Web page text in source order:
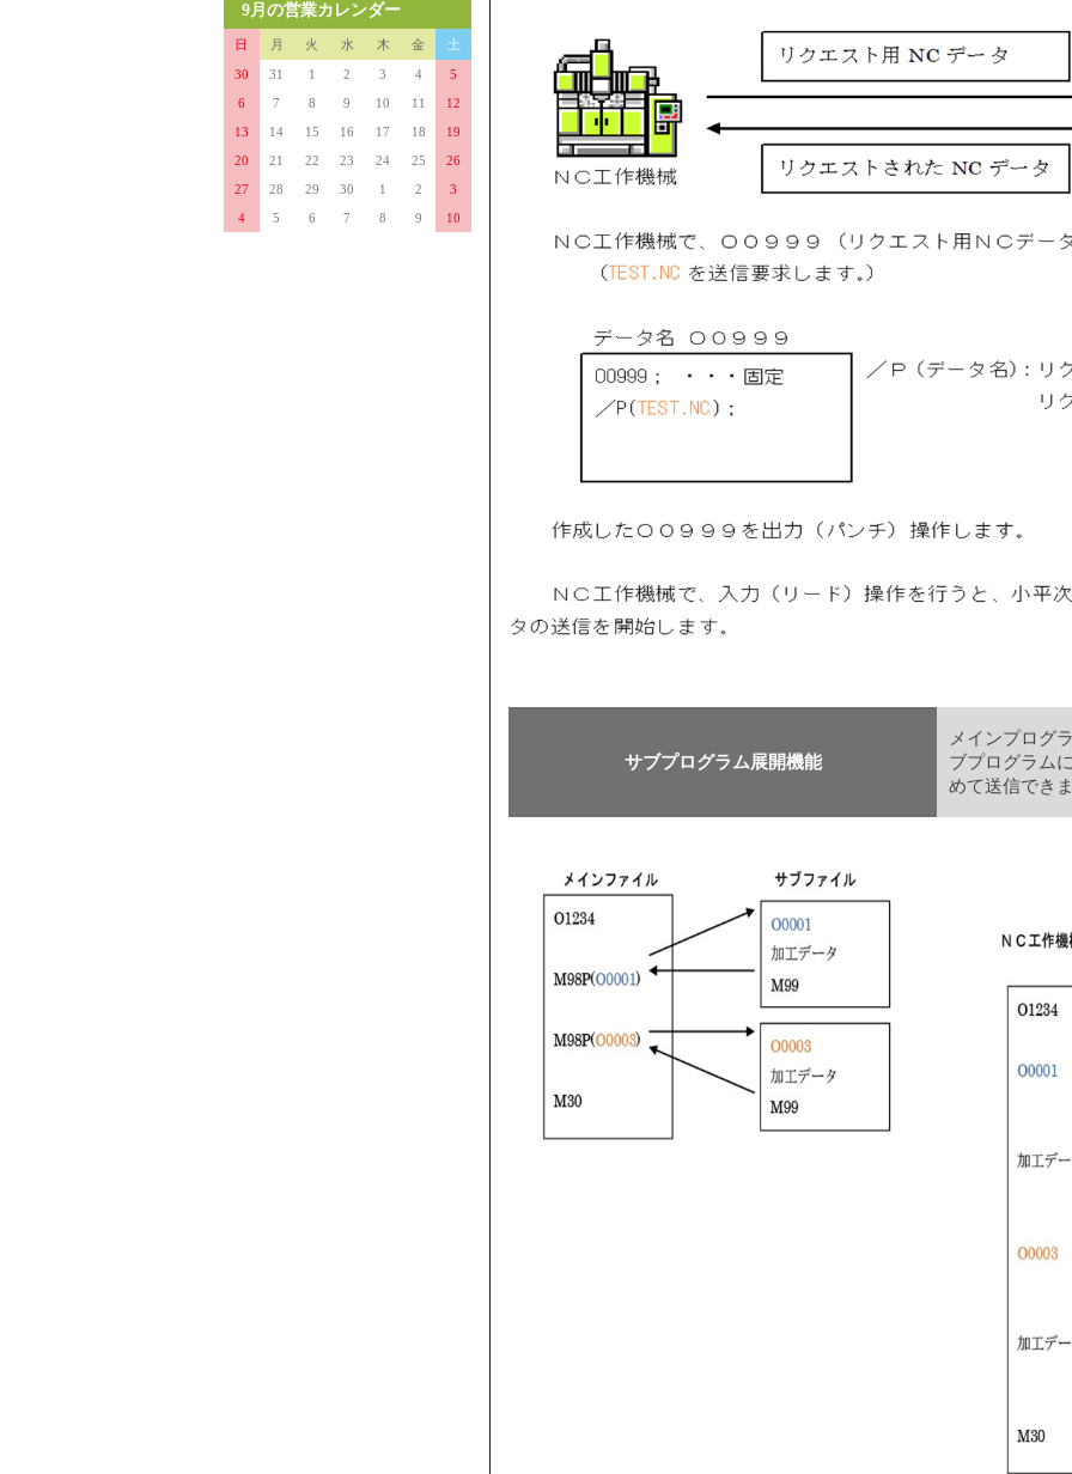
サブプログラム展開機能
メインプログ
ブプログラム
めて送信でき
9月の営業カレンダー
日 月 火 水 木 金 土
30 31 1 2 3 4
5
6
7 8 9 10 11
12
13
14 15 16 17 18
19
20
21 22 23 24 25
26
27
28 29 30 1 2
3
4
5 6 7 8 9 10